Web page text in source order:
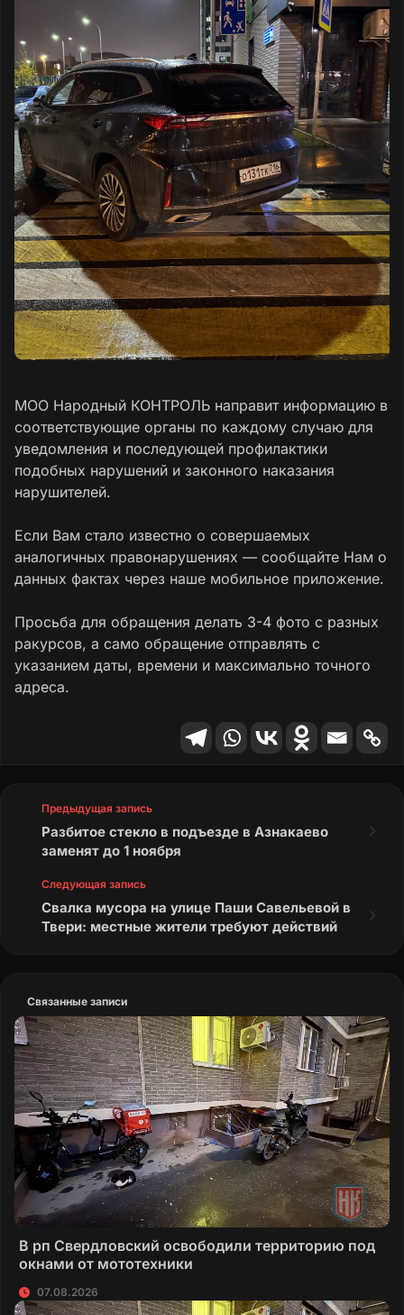
МОО Народный КОНТРОЛЬ направит информацию в
соответствующие органы по каждому случаю для
уведомления и последующей профилактики
подобных нарушений и законного наказания
нарушителей.
Если Вам стало известно о совершаемых
аналогичных правонарушениях — сообщайте Нам о
данных фактах через наше мобильное приложение.
Просьба для обращения делать 3-4 фото с разных
ракурсов, а само обращение отправлять с
указанием даты, времени и максимально точного
адреса.
Предыдущая запись
Разбитое стекло в подъезде в Азнакаево
заменят до 1 ноября
Следующая запись
Свалка мусора на улице Паши Савельевой в
Твери: местные жители требуют действий
Связанные записи
В рп Свердловский освободили территорию под
окнами от мототехники
07.08.2026